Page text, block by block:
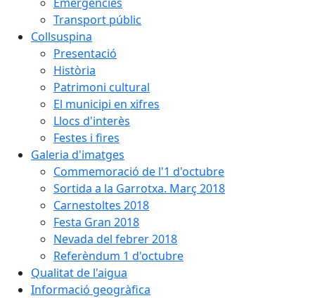
Transport públic
Collsuspina
Presentació
Història
Patrimoni cultural
El municipi en xifres
Llocs d'interès
Festes i fires
Galeria d'imatges
Commemoració de l'1 d'octubre
Sortida a la Garrotxa. Març 2018
Carnestoltes 2018
Festa Gran 2018
Nevada del febrer 2018
Referèndum 1 d'octubre
Qualitat de l'aigua
Informació geogràfica